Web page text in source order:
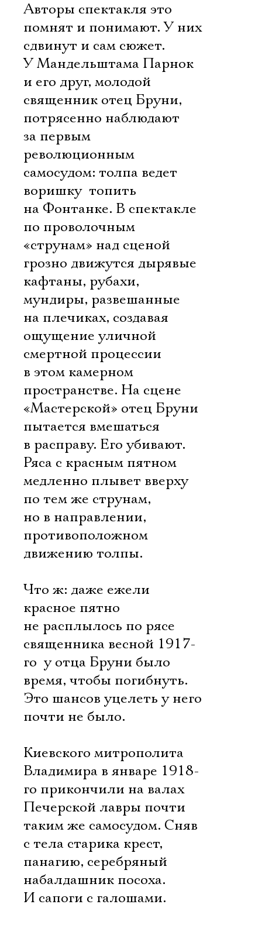
Авторы спектакля это
помнят и понимают. У них
сдвинут и сам сюжет.
У Мандельштама Парнок
и его друг, молодой
священник отец Бруни,
потрясенно наблюдают
за первым
революционным
самосудом: толпа ведет
воришку  топить
на Фонтанке. В спектакле 
по проволочным
«струнам» над сценой
грозно движутся дырявые
кафтаны, рубахи,
мундиры, развешанные
на плечиках, создавая
ощущение уличной
смертной процессии
в этом камерном
пространстве. На сцене
«Мастерской» отец Бруни
пытается вмешаться
в расправу. Его убивают.
Ряса с красным пятном
медленно плывет вверху 
по тем же струнам,
но в направлении,
противоположном
движению толпы.
Что ж: даже ежели
красное пятно
не расплылось по рясе
священника весной 1917-
го  у отца Бруни было
время, чтобы погибнуть.
Это шансов уцелеть у него
почти не было.
Киевского митрополита
Владимира в январе 1918-
го прикончили на валах
Печерской лавры почти
таким же самосудом. Сняв
с тела старика крест,
панагию, серебряный
набалдашник посоха.
И сапоги с галошами.